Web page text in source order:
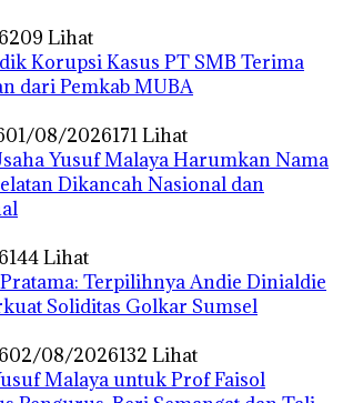
209 Lihat
Korupsi Kasus PT SMB Terima
dari Pemkab MUBA
01/08/2026171 Lihat
Yusuf Malaya Harumkan Nama
Dikancah Nasional dan
144 Lihat
Terpilihnya Andie Dinialdie
Soliditas Golkar Sumsel
02/08/2026132 Lihat
Malaya untuk Prof Faisol